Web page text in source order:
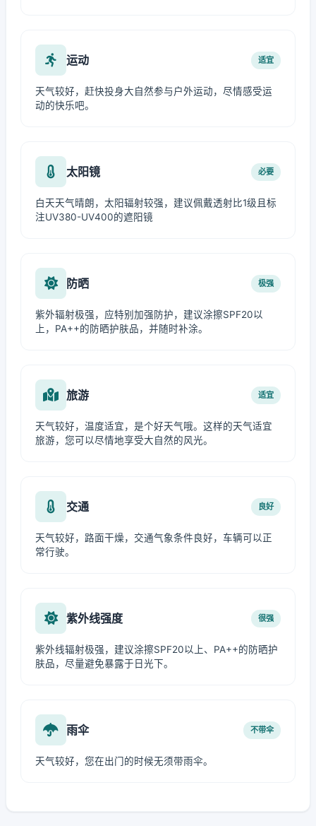
运动 适宜
天气较好，赶快投身大自然参与户外运动，尽情感受运
动的快乐吧。
太阳镜 必要
白天天气晴朗，太阳辐射较强，建议佩戴透射比1级且标
注UV380-UV400的遮阳镜
防晒 极强
紫外辐射极强，应特别加强防护，建议涂擦SPF20以
上，PA++的防晒护肤品，并随时补涂。
旅游 适宜
天气较好，温度适宜，是个好天气哦。这样的天气适宜
旅游，您可以尽情地享受大自然的风光。
交通 良好
天气较好，路面干燥，交通气象条件良好，车辆可以正
常行驶。
紫外线强度 很强
紫外线辐射极强，建议涂擦SPF20以上、PA++的防晒护
肤品，尽量避免暴露于日光下。
雨伞 不带伞
天气较好，您在出门的时候无须带雨伞。